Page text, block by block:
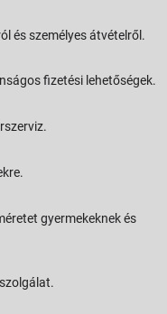
és személyes átvételről.
fizetési lehetőségek.
gyermekeknek és